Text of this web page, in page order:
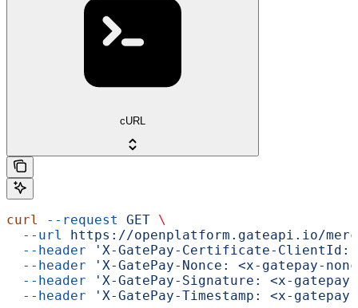
cURL
curl --request GET \
  --url
https://openplatform.gateapi.io/
  --header
'X-GatePay-Certificate-
  --header
'X-GatePay-Nonce: <x-gatepay-
  --header
'X-GatePay-Signature: <x-
  --header
'X-GatePay-Timestamp: <x-